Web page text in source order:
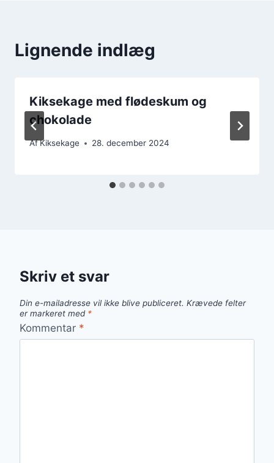
Lignende indlæg
Kiksekage med flødeskum og
chokolade
AfKiksekage 28. december 2024
Skriv et svar
Din e-mailadresse vil ikke blive publiceret. Krævede felter
er markeret med *
Kommentar *